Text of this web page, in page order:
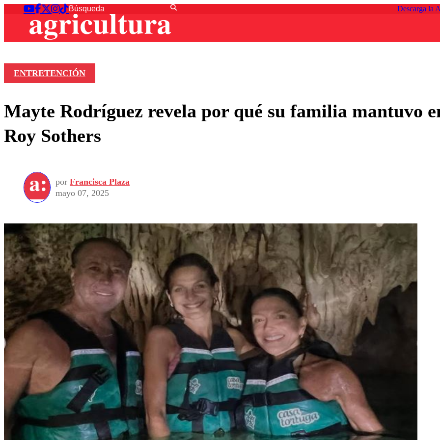
Descarga la
ENTRETENCIÓN
Mayte Rodríguez revela por qué su familia mantuvo
Roy Sothers
por Francisca Plaza
mayo 07, 2025